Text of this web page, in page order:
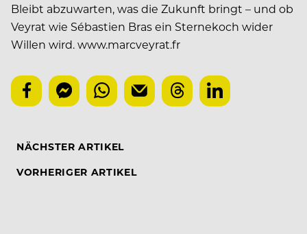
Bleibt abzuwarten, was die Zukunft bringt – und ob
Veyrat wie Sébastien Bras ein Sternekoch wider
Willen wird.www.marcveyrat.fr
NÄCHSTER ARTIKEL
VORHERIGER ARTIKEL